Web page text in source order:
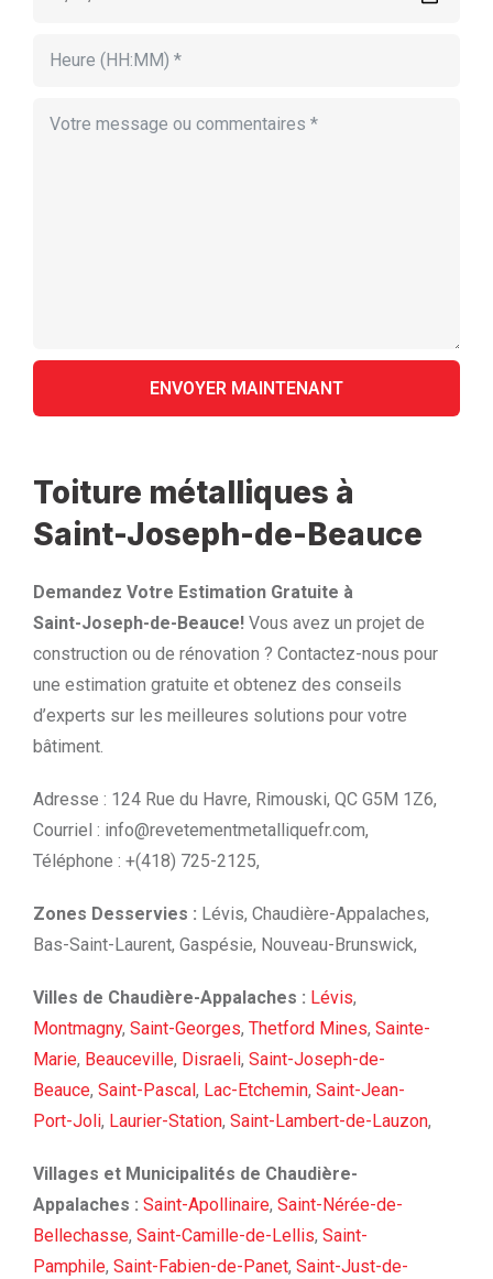
Toiture métalliques à
Saint-Joseph-de-Beauce
Demandez Votre Estimation Gratuite à
Saint-Joseph-de-Beauce! Vous avez un projet de
construction ou de rénovation ? Contactez-nous pour
une estimation gratuite et obtenez des conseils
d’experts sur les meilleures solutions pour votre
bâtiment.
Adresse : 124 Rue du Havre, Rimouski, QC G5M 1Z6,
Courriel : info@revetementmetalliquefr.com,
Téléphone : +(418) 725-2125,
Zones Desservies : Lévis, Chaudière-Appalaches,
Bas-Saint-Laurent, Gaspésie, Nouveau-Brunswick,
Villes de Chaudière-Appalaches : Lévis,
Montmagny, Saint-Georges, Thetford Mines, Sainte-
Marie, Beauceville, Disraeli, Saint-Joseph-de-
Beauce, Saint-Pascal , Lac-Etchemin, Saint-Jean-
Port-Joli, Laurier-Station, Saint-Lambert-de-Lauzon,
Villages et Municipalités de Chaudière-
Appalaches : Saint-Apollinaire, Saint-Nérée-de-
Bellechasse, Saint-Camille-de-Lellis, Saint-
Pamphile, Saint-Fabien-de-Panet, Saint-Just-de-